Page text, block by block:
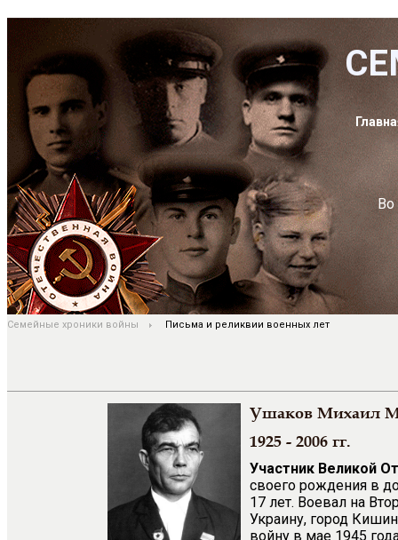
Во
Семейные хроники войны Письма и реликвии военных лет
Ушаков Михаил
1925 - 2006 гг.
Участник Великой
своего рождения в
17 лет. Воевал на
Украину, город
войну в мае 1945